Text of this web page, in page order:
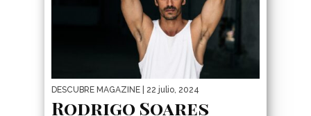
DESCUBRE MAGAZINE | 22 julio, 2024
Rodrigo Soares